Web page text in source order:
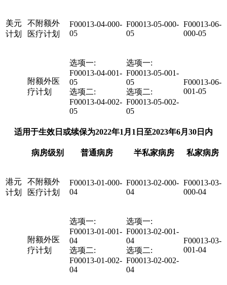
美元
计划
不附额外
医疗计划
F00013-04-000-
05
F00013-05-000-
05
F00013-06-
000-05
附额外医
疗计划
选项一:
F00013-04-001-
05
选项二:
F00013-04-002-
05
选项一:
F00013-05-001-
05
选项二:
F00013-05-002-
05
F00013-06-
001-05
适用于生效日或续保为2022年1月1日至2023年6月30日内
病房级别 普通病房 半私家病房 私家病房
港元
计划
不附额外
医疗计划
F00013-01-000-
04
F00013-02-000-
04
F00013-03-
000-04
附额外医
疗计划
选项一:
F00013-01-001-
04
选项二:
F00013-01-002-
04
选项一:
F00013-02-001-
04
选项二:
F00013-02-002-
04
F00013-03-
001-04